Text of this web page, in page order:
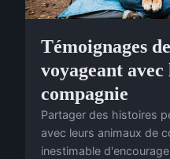
Témoignages
voyageant
compagnie
Partager des histoires
avec leurs animaux de
inestimable